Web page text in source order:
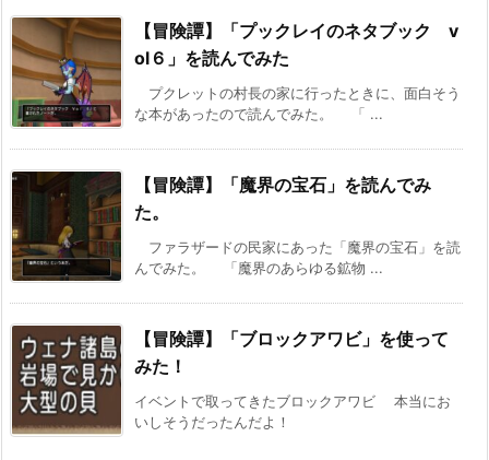
【冒険譚】「プックレイのネタブック v
ol６」を読んでみた
プクレットの村長の家に行ったときに、面白そう
な本があったので読んでみた。 「 ...
【冒険譚】「魔界の宝石」を読んでみ
た。
ファラザードの民家にあった「魔界の宝石」を読
んでみた。 「魔界のあらゆる鉱物 ...
【冒険譚】「ブロックアワビ」を使って
みた！
イベントで取ってきたブロックアワビ 本当にお
いしそうだったんだよ！